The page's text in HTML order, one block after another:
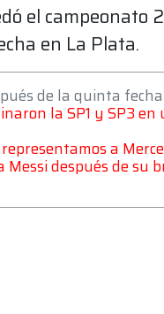
el
en La Plata.
de la quinta
la SP1 y SP3 en
a
Messi después de